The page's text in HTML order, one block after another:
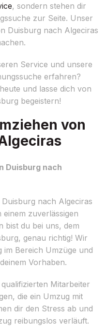
, sondern stehen dir
zur Seite. Unser
Duisburg nach Algeciras
Service und unsere
erfahren?
und lasse dich von
begeistern!
von
Duisburg nach
nach Algeciras
zuverlässigen
bist du bei uns, dem
genau richtig! Wir
im Bereich Umzüge und
Vorhaben.
Mitarbeiter
die ein Umzug mit
dir den Stress ab und
reibungslos verläuft.